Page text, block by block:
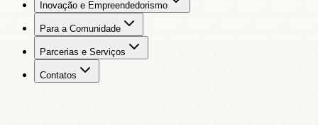
Inovação e Empreendedorismo
Para a Comunidade
Parcerias e Serviços
Contatos